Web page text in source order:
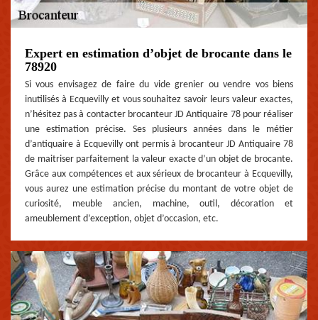
Expert en estimation d’objet de brocante dans le
78920
Si vous envisagez de faire du vide grenier ou vendre vos biens
inutilisés à Ecquevilly et vous souhaitez savoir leurs valeur exactes,
n’hésitez pas à contacter brocanteur JD Antiquaire 78 pour réaliser
une estimation précise. Ses plusieurs années dans le métier
d’antiquaire à Ecquevilly ont permis à brocanteur JD Antiquaire 78
de maitriser parfaitement la valeur exacte d’un objet de brocante.
Grâce aux compétences et aux sérieux de brocanteur à Ecquevilly,
vous aurez une estimation précise du montant de votre objet de
curiosité, meuble ancien, machine, outil, décoration et
ameublement d’exception, objet d’occasion, etc.